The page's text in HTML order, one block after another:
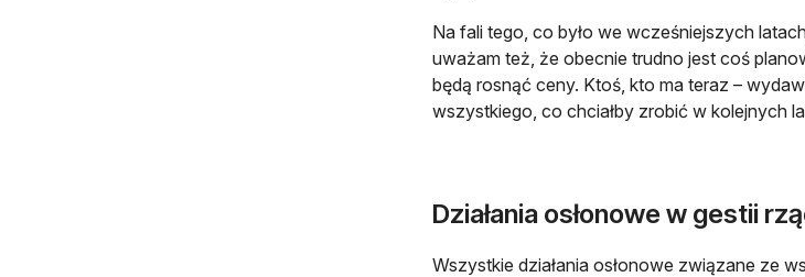
Na fali tego, co było we wcześniejszych
uważam też, że obecnie trudno jest coś
będą rosnąć ceny. Ktoś, kto ma teraz –
wszystkiego, co chciałby zrobić w kolejnych
Działania osłonowe w gestii
Wszystkie działania osłonowe związane ze